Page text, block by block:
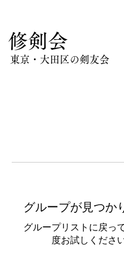
​修剣会
東京・大田区の剣友会
グループが見つか
グループリストに戻っ
度お試しください